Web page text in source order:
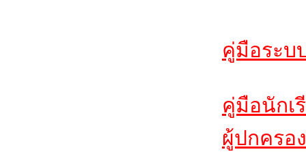
คู่มือระบ
คู่มือนักเ
ผู้ปกครอ